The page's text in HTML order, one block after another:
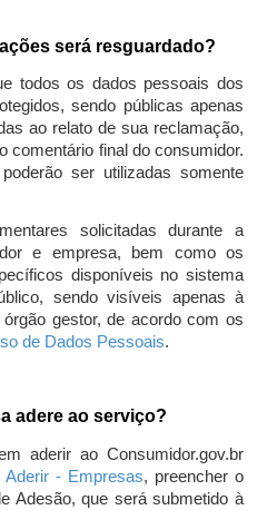
será resguardado?
todos os dados pessoais dos
sendo públicas apenas
ao relato de sua reclamação,
comentário final do consumidor.
ser utilizadas somente
solicitadas durante a
e empresa, bem como os
disponíveis no sistema
sendo visíveis apenas à
gestor, de acordo com os
de Dados Pessoais.
adere ao serviço?
aderir ao Consumidor.gov.br
Aderir - Empresas, preencher o
Adesão, que será submetido à